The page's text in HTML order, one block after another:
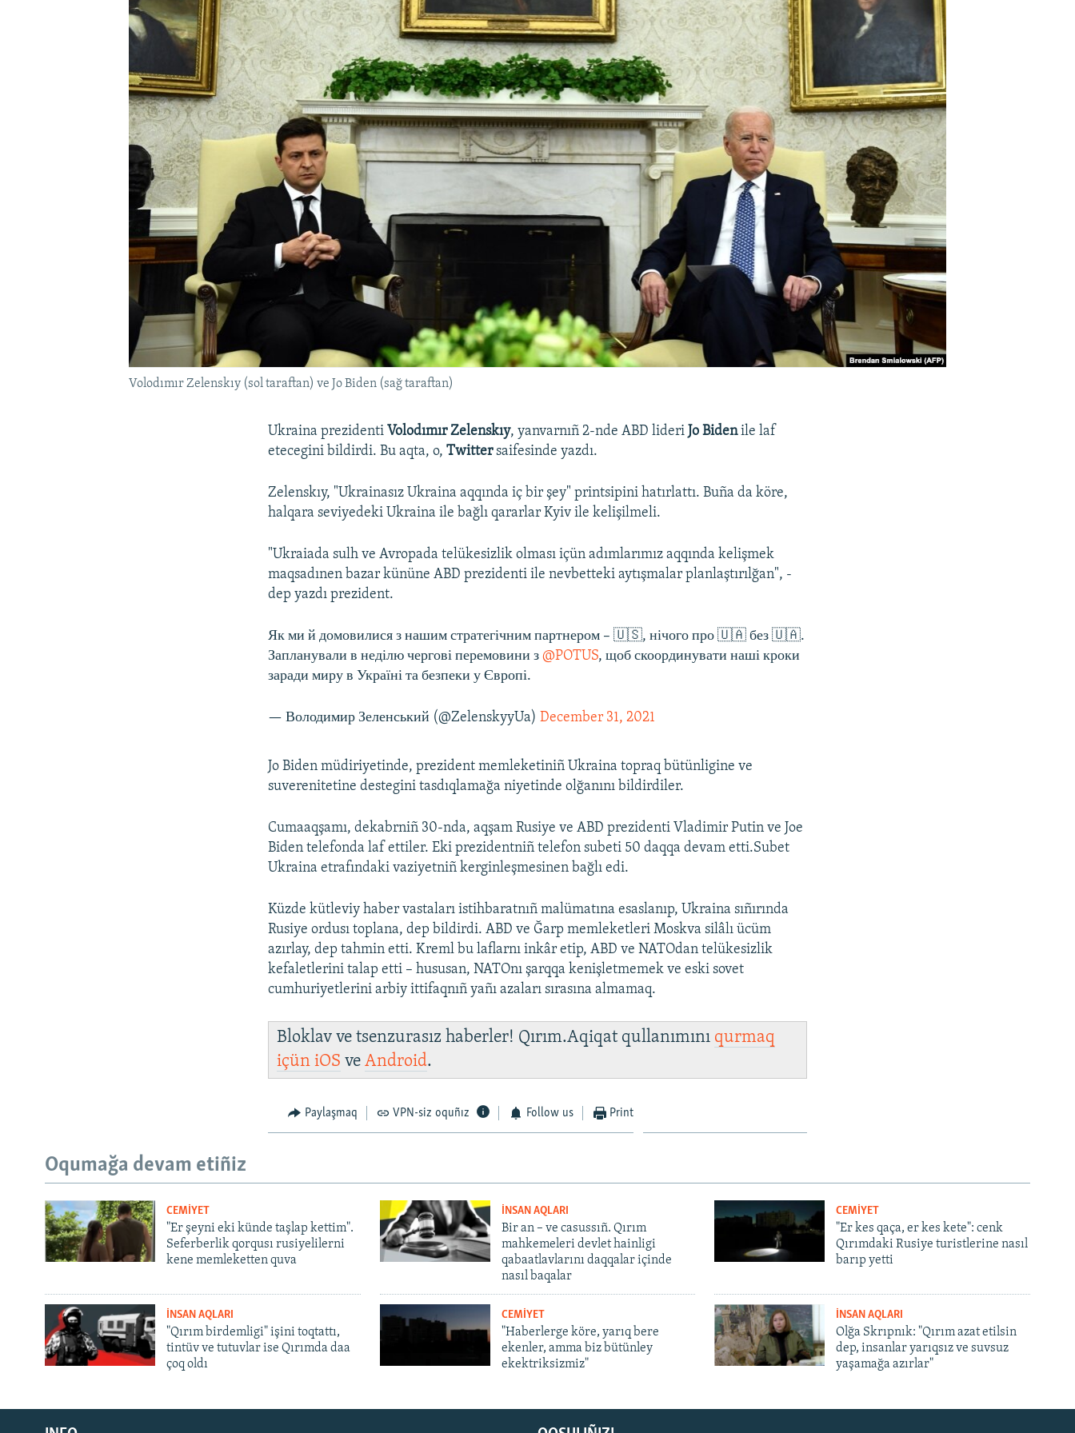
Русский
Volodımır Zelenskıy (sol taraftan) ve Jo Biden (sağ taraftan)
Ukraina prezidenti Volodımır Zelenskıy, yanvarnıñ 2-nde ABD lideri Jo Bidenile laf
etecegini bildirdi. Bu aqta, o,Twittersaifesinde yazdı.
Zelenskıy, "Ukrainasız Ukraina aqqında iç bir şey" printsipini hatırlattı. Buña da köre,
halqara seviyedeki Ukraina ile bağlı qararlar Kyiv ile kelişilmeli.
"Ukraiada sulh ve Avropada telükesizlik olması içün adımlarımız aqqında kelişmek
maqsadınen bazar kününe ABD prezidenti ile nevbetteki aytışmalar planlaştırılğan", -
dep yazdı prezident.
Як ми й домовилися з нашим стратегічним партнером – 🇺🇸, нічого про 🇺🇦 без 🇺🇦.
Запланували в неділю чергові перемовини з@POTUS, щоб скоординувати наші кроки
заради миру в Україні та безпеки у Європі.
— Володимир Зеленський (@ZelenskyyUa)December 31, 2021
Jo Biden müdiriyetinde, prezident memleketiniñ Ukraina topraq bütünligine ve
suverenitetine destegini tasdıqlamağa niyetinde olğanını bildirdiler.
Cumaaqşamı, dekabrniñ 30-nda, aqşam Rusiye ve ABD prezidenti Vladimir Putin ve Joe
Biden telefonda laf ettiler. Eki prezidentniñ telefon subeti 50 daqqa devam etti.Subet
Ukraina etrafındaki vaziyetniñ kerginleşmesinen bağlı edi.
Küzde kütleviy haber vastaları istihbaratnıñ malümatına esaslanıp, Ukraina sıñırında
Rusiye ordusı toplana, dep bildirdi. ABD ve Ğarp memleketleri Moskva silâlı ücüm
azırlay, dep tahmin etti. Kreml bu laflarnı inkâr etip, ABD ve NATOdan telükesizlik
kefaletlerini talap etti – hususan, NATOnı şarqqa kenişletmemek ve eski sovet
cumhuriyetlerini arbiy ittifaqnıñ yañı azaları sırasına almamaq.
Bloklav ve tsenzurasız haberler! Qırım.Aqiqat qullanımını qurmaq
içüniOS veAndroid.
Paylaşmaq VPN-siz oquñız Follow us Print
Oqumağa devam etiñiz
CEMİYET
"Er şeyni eki künde taşlap kettim".
Seferberlik qorqusı rusiyelilerni
kene memleketten quva
İNSAN AQLARI
Bir an – ve casussıñ. Qırım
mahkemeleri devlet hainligi
qabaatlavlarını daqqalar içinde
nasıl baqalar
CEMİYET
"Er kes qaça, er kes kete": cenk
Qırımdaki Rusiye turistlerine nasıl
barıp yetti
İNSAN AQLARI
"Qırım birdemligi" işini toqtattı,
tintüv ve tutuvlar ise Qırımda daa
çoq oldı
CEMİYET
"Haberlerge köre, yarıq bere
ekenler, amma biz bütünley
ekektriksizmiz"
İNSAN AQLARI
Olğa Skrıpnık: "Qırım azat etilsin
dep, insanlar yarıqsız ve suvsuz
yaşamağa azırlar"